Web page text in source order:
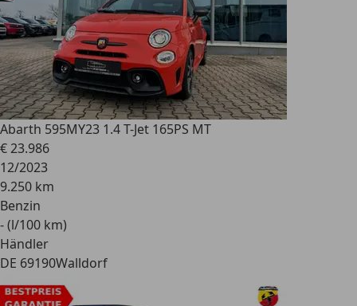
Abarth 595MY23 1.4 T-Jet 165PS MT
€ 23.986
12/2023
9.250 km
Benzin
- (l/100 km)
Händler
DE 69190Walldorf